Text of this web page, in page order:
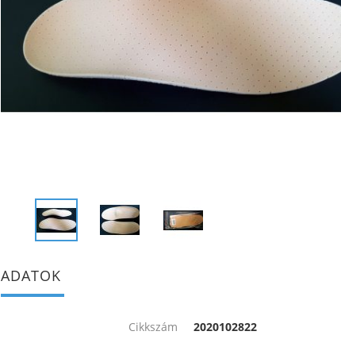
ADATOK
Cikkszám 2020102822